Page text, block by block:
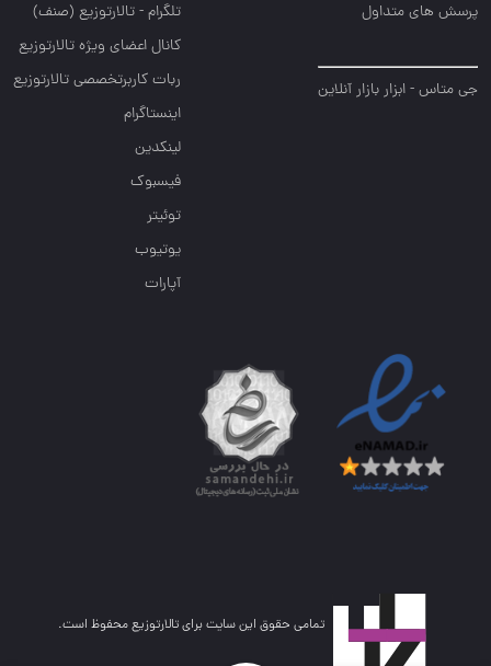
پرسش های متداول
جی متاس - ابزار بازار آنلاین
تلگرام - تالارتوزیع (صنف)
کانال اعضای ویژه تالارتوزیع
ربات کاربرتخصصی تالارتوزیع
اینستاگرام
لینکدین
فیسبوک
توئیتر
یوتیوب
آپارات
تمامی حقوق این سایت برای تالارتوزیع محفوظ است.